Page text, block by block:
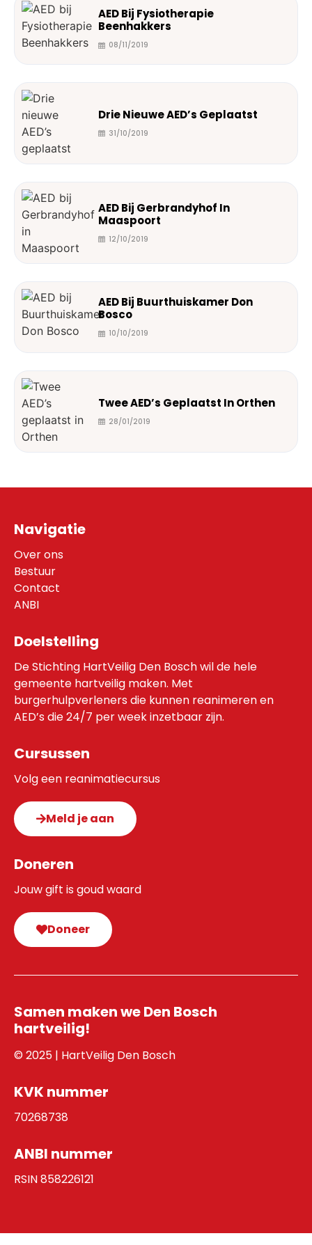
AED Bij Fysiotherapie
Beenhakkers
08/11/2019
Drie Nieuwe AED’s Geplaatst
31/10/2019
AED Bij Gerbrandyhof In
Maaspoort
12/10/2019
AED Bij Buurthuiskamer Don
Bosco
10/10/2019
Twee AED’s Geplaatst In Orthen
28/01/2019
Navigatie
Over ons
Bestuur
Contact
ANBI
Doelstelling
De Stichting HartVeilig Den Bosch wil de hele
gemeente hartveilig maken. Met
burgerhulpverleners die kunnen reanimeren en
AED’s die 24/7 per week inzetbaar zijn.
Cursussen
Volg een reanimatiecursus
Meld je aan
Doneren
Jouw gift is goud waard
Doneer
Samen maken we Den Bosch
hartveilig!
© 2025 | HartVeilig Den Bosch
KVK nummer
70268738
ANBI nummer
RSIN 858226121